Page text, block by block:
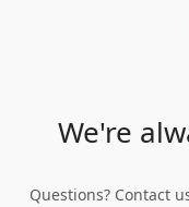
We're
Questions? Contact